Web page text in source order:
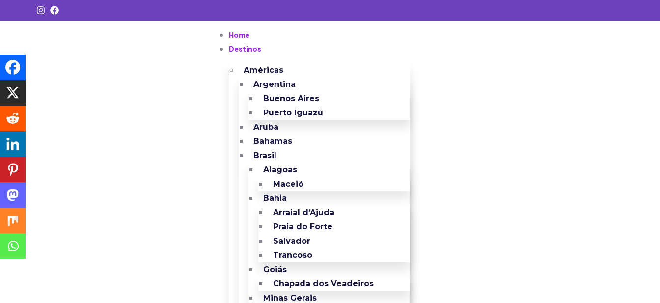
Home
Destinos
Américas
Argentina
Buenos Aires
Puerto Iguazú
Aruba
Bahamas
Brasil
Alagoas
Maceió
Bahia
Arraial d’Ajuda
Praia do Forte
Salvador
Trancoso
Goiás
Chapada dos Veadeiros
Minas Gerais